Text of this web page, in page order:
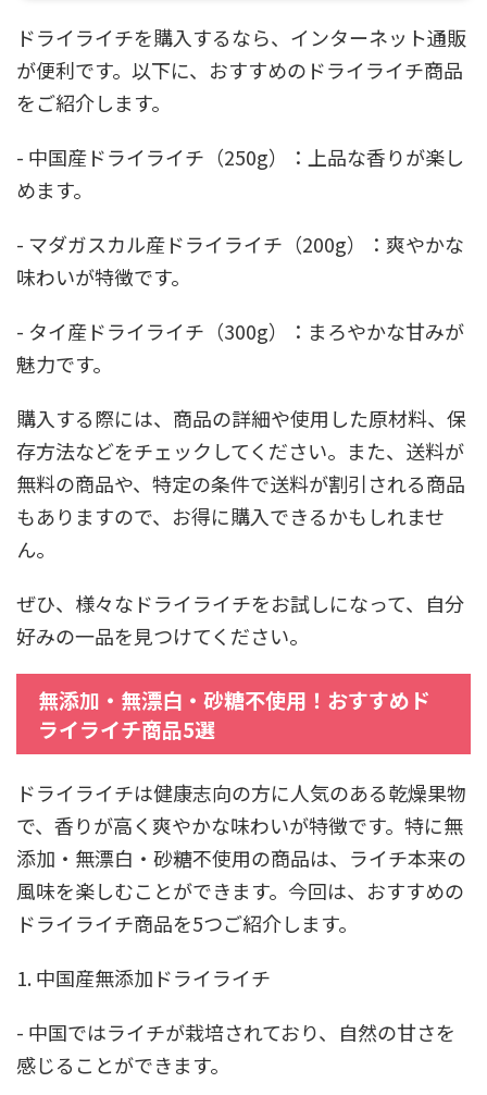
ドライライチを購入するなら、インターネット通販
が便利です。以下に、おすすめのドライライチ商品
をご紹介します。
- 中国産ドライライチ（250g）：上品な香りが楽し
めます。
- マダガスカル産ドライライチ（200g）：爽やかな
味わいが特徴です。
- タイ産ドライライチ（300g）：まろやかな甘みが
魅力です。
購入する際には、商品の詳細や使用した原材料、保
存方法などをチェックしてください。また、送料が
無料の商品や、特定の条件で送料が割引される商品
もありますので、お得に購入できるかもしれませ
ん。
ぜひ、様々なドライライチをお試しになって、自分
好みの一品を見つけてください。
無添加・無漂白・砂糖不使用！おすすめド
ライライチ商品5選
ドライライチは健康志向の方に人気のある乾燥果物
で、香りが高く爽やかな味わいが特徴です。特に無
添加・無漂白・砂糖不使用の商品は、ライチ本来の
風味を楽しむことができます。今回は、おすすめの
ドライライチ商品を5つご紹介します。
1. 中国産無添加ドライライチ
- 中国ではライチが栽培されており、自然の甘さを
感じることができます。